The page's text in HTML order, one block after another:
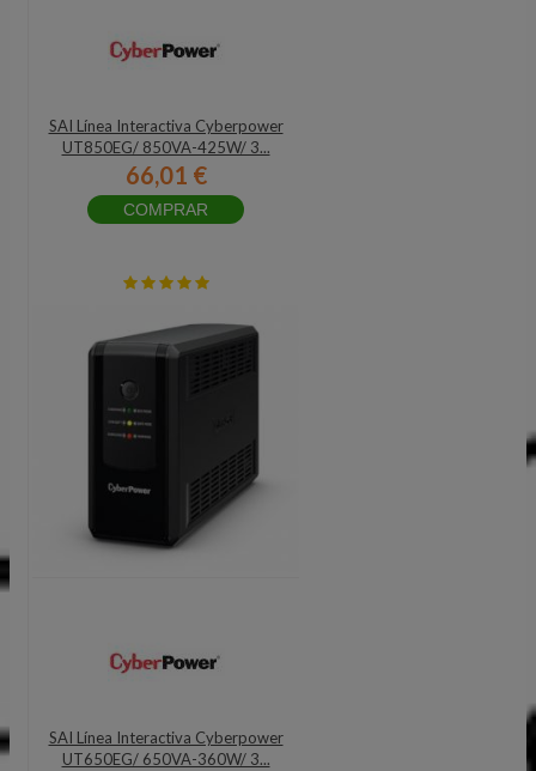
SAI Línea Interactiva Cyberpower
UT850EG/ 850VA-425W/ 3...
66,01 €
COMPRAR
SAI Línea Interactiva Cyberpower
UT650EG/ 650VA-360W/ 3...